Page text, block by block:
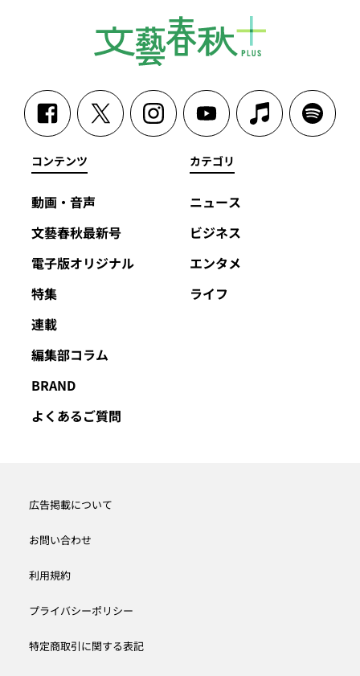
コンテンツ
動画・音声
文藝春秋最新号
電子版オリジナル
特集
連載
編集部コラム
BRAND
よくあるご質問
カテゴリ
ニュース
ビジネス
エンタメ
ライフ
広告掲載について
お問い合わせ
利用規約
プライバシーポリシー
特定商取引に関する表記